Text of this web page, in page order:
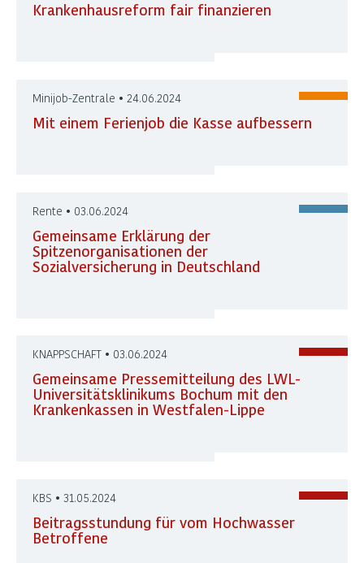
Krankenhausreform fair finanzieren
Minijob-Zentrale • 24.06.2024
Mit einem Ferienjob die Kasse aufbessern
Rente • 03.06.2024
Gemeinsame Erklärung der
Spitzenorganisationen der
Sozialversicherung in Deutschland
KNAPPSCHAFT • 03.06.2024
Gemeinsame Pressemitteilung des LWL-
Universitätsklinikums Bochum mit den
Krankenkassen in Westfalen-Lippe
KBS • 31.05.2024
Beitragsstundung für vom Hochwasser
Betroffene